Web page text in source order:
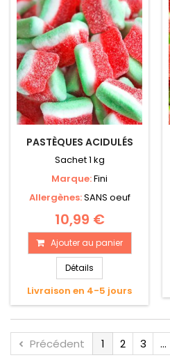
PASTÈQUES ACIDULÉS
Sachet 1 kg
Marque:Fini
Allergènes:SANS oeuf
10,99 €
Ajouter au panier
Détails
Livraison en 4-5 jours
Précédent 1 2 3 ...